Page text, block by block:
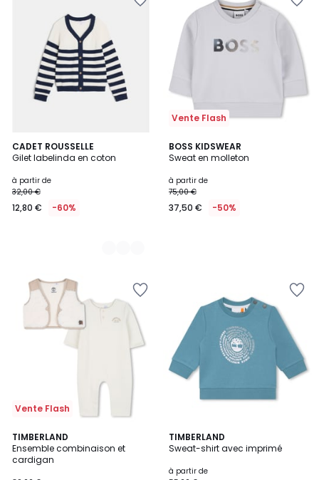
CADET ROUSSELLE
Gilet labelinda en coton
à partir de
32,00 €
12,80 € -60%
2
Couleurs
Vente Flash
BOSS KIDSWEAR
Sweat en molleton
à partir de
75,00 €
37,50 € -50%
Vente Flash
TIMBERLAND
Ensemble combinaison et
cardigan
TIMBERLAND
Sweat-shirt avec imprimé
à partir de